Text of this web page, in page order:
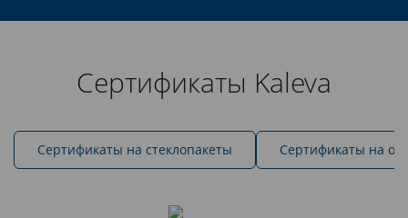
Сертификаты Kaleva
Cертификаты на стеклопакеты Сертификаты на